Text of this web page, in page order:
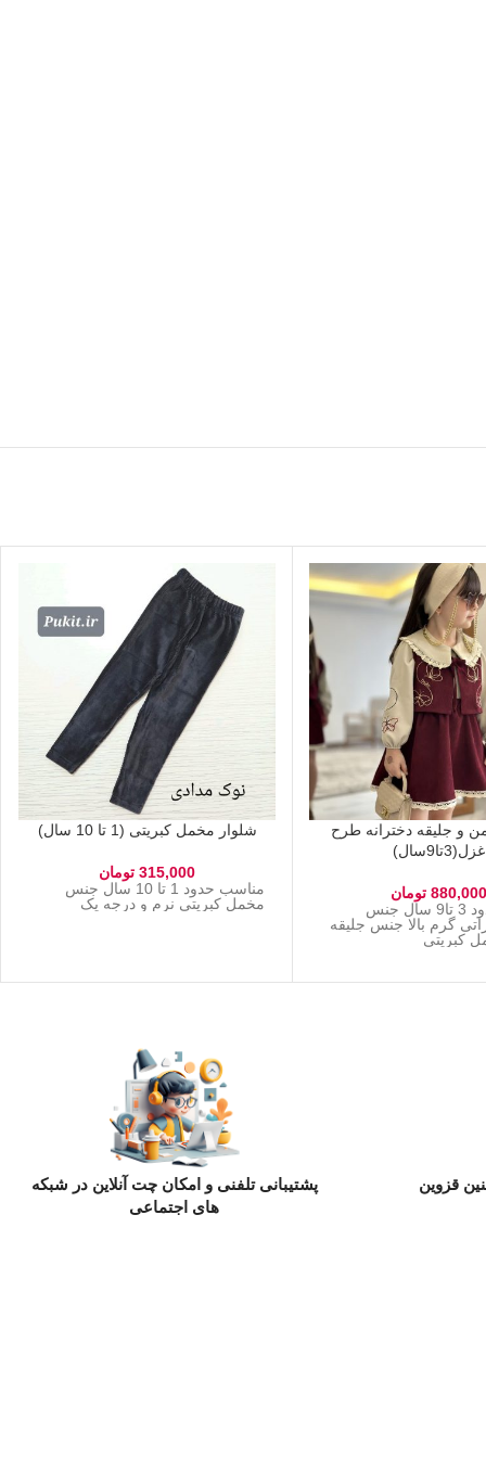
و جلیقه دخترانه طرح
غزل(3تا9سال)
880,000 تومان
مناسب حدود 3 تا9 سال جنس
گرم بالا جنس جلیقه
کبریتی
شلوار مخمل کبریتی (1 تا 10 سال)
315,000 تومان
مناسب حدود 1 تا 10 سال جنس
مخمل کبریتی نرم و درجه یک
قزوین
پشتیبانی تلفنی و امکان چت آنلاین در شبکه
های اجتماعی